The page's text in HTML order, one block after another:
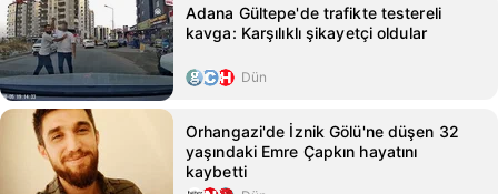
Adana Gültepe'de trafikte testereli
kavga: Karşılıklı şikayetçi oldular
Dün
Orhangazi'de İznik Gölü'ne düşen 32
yaşındaki Emre Çapkın hayatını
kaybetti